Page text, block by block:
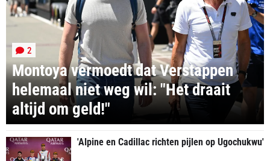
Montoya vermoedt dat Verstappen
helemaal niet weg wil: "Het draait
altijd om geld!"
2
'Alpine en Cadillac richten pijlen op Ugochukwu'